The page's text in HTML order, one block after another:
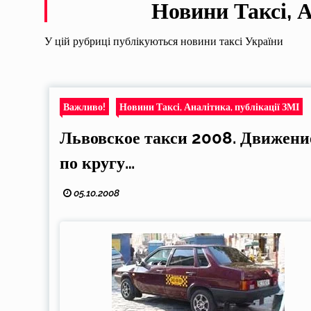
Новини Таксі,
У цій рубриці публікуються новини таксі України
Важливо! Новини Таксі, Аналітика, публікації ЗМІ
Львовское такси 2008.
по кругу…
05.10.2008